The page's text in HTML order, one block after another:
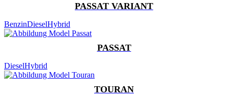
PASSAT VARIANT
BenzinDieselHybrid
PASSAT
DieselHybrid
TOURAN